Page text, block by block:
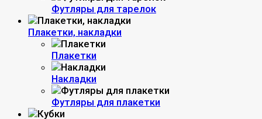
Футляры для тарелок
Плакетки, накладки
Плакетки
Накладки
Футляры для плакетки